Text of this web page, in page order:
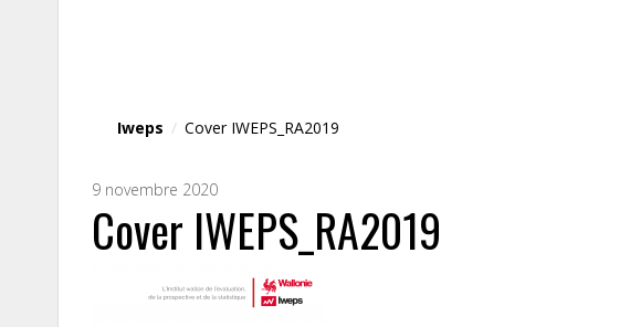
Iweps / Cover IWEPS_RA2019
9 novembre 2020
Cover IWEPS_RA2019